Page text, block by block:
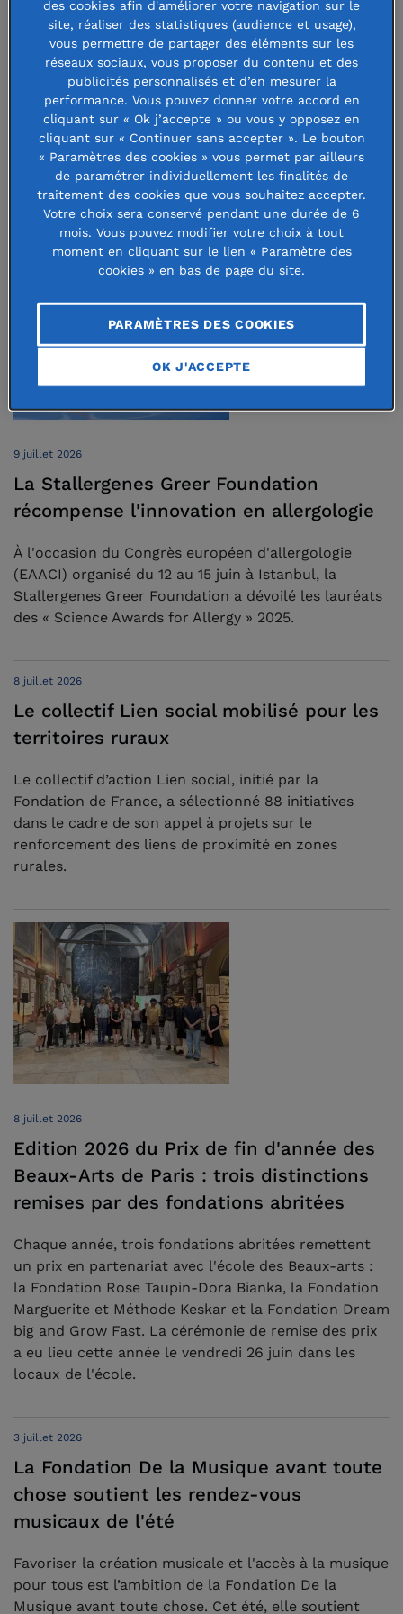
Résidences Terre Sauvage pour le Vivant
La Fondation Terre &Fils, lance le Prix Terre Sauvage
pour le Vivant et les Résidences Terre Sauvage pour
le Vivant. À travers ces initiatives, elle affirme son
ambition : contribuer à retisser des liens durables
entre les sociétés humaines, leurs territoires et le
vivant, en soutenant des projets d’intérêt général
alliant explorations scientifiques, protection de la
nature et mise en récit du monde vivant.
9 juillet 2026
La Stallergenes Greer Foundation
récompense l'innovation en allergologie
À l'occasion du Congrès européen d'allergologie
(EAACI) organisé du 12 au 15 juin à Istanbul, la
Stallergenes Greer Foundation a dévoilé les lauréats
des « Science Awards for Allergy » 2025.
8 juillet 2026
Le collectif Lien social mobilisé pour les
territoires ruraux
Le collectif d’action Lien social, initié par la
Fondation de France, a sélectionné 88 initiatives
dans le cadre de son appel à projets sur le
renforcement des liens de proximité en zones
rurales.
8 juillet 2026
Edition 2026 du Prix de fin d'année des
Beaux-Arts de Paris : trois distinctions
remises par des fondations abritées
Chaque année, trois fondations abritées remettent
un prix en partenariat avec l'école des Beaux-arts :
la Fondation Rose Taupin-Dora Bianka, la Fondation
Marguerite et Méthode Keskar et la Fondation Dream
big and Grow Fast. La cérémonie de remise des prix
a eu lieu cette année le vendredi 26 juin dans les
locaux de l'école.
3 juillet 2026
La Fondation De la Musique avant toute
chose soutient les rendez-vous
musicaux de l'été
Favoriser la création musicale et l'accès à la musique
pour tous est l’ambition de la Fondation De la
Musique avant toute chose. Cet été, elle soutient
des cookies afin d'améliorer votre navigation sur le
site, réaliser des statistiques (audience et usage),
vous permettre de partager des éléments sur les
réseaux sociaux, vous proposer du contenu et des
publicités personnalisés et d’en mesurer la
performance. Vous pouvez donner votre accord en
cliquant sur « Ok j’accepte » ou vous y opposez en
cliquant sur « Continuer sans accepter ». Le bouton
« Paramètres des cookies » vous permet par ailleurs
de paramétrer individuellement les finalités de
traitement des cookies que vous souhaitez accepter.
Votre choix sera conservé pendant une durée de 6
mois. Vous pouvez modifier votre choix à tout
moment en cliquant sur le lien « Paramètre des
cookies » en bas de page du site.
PARAMÈTRES DES COOKIES
OK J'ACCEPTE